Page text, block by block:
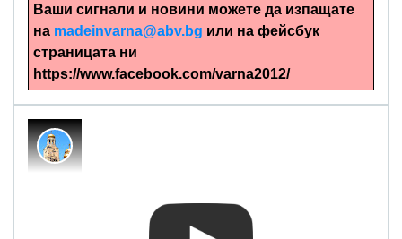
Ваши сигнали и новини можете да изпащате
на madeinvarna@abv.bg или на фейсбук
страницата ни
https://www.facebook.com/varna2012/